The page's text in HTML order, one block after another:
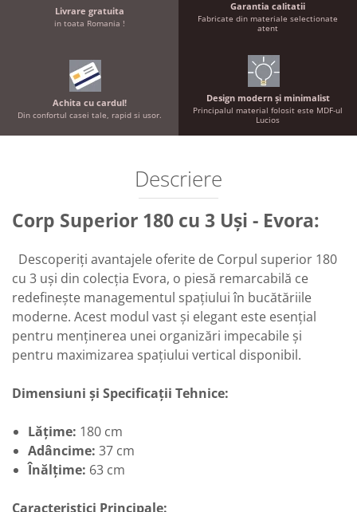
Livrare gratuita
in toata Romania !
Garantia calitatii
Fabricate din materiale selectionate
atent
Achita cu cardul!
Din confortul casei tale, rapid si usor.
Design modern și minimalist
Principalul material folosit este MDF-ul
Lucios
Descriere
Corp Superior 180 cu 3 Uși - Evora:
Descoperiți avantajele oferite de Corpul superior 180
cu 3 uși din colecția Evora, o piesă remarcabilă ce
redefinește managementul spațiului în bucătăriile
moderne. Acest modul vast și elegant este esențial
pentru menținerea unei organizări impecabile și
pentru maximizarea spațiului vertical disponibil.
Dimensiuni și Specificații Tehnice:
Lățime: 180 cm
Adâncime: 37 cm
Înălțime: 63 cm
Caracteristici Principale: